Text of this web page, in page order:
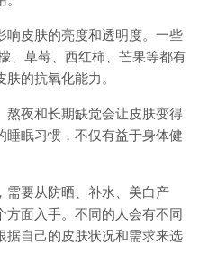
响皮肤的亮度和透明度。一些
、草莓、西红柿、芒果等都有
的抗氧化能力。
熬夜和长期缺觉会让皮肤变得
睡眠习惯，不仅有益于身体健
需要从防晒、补水、美白产
面入手。不同的人会有不同
据自己的皮肤状况和需求来选